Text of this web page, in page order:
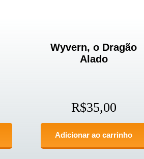
Wyvern, o Dragão
Alado
R$35,00
Adicionar ao carrinho